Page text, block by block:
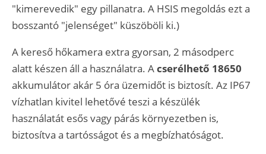
"kimerevedik" egy pillanatra. A HSIS megoldás ezt a
bosszantó "jelenséget" küszöböli ki.)
A kereső hőkamera extra gyorsan, 2 másodperc
alatt készen áll a használatra. Acserélhető 18650
akkumulátor akár 5 óra üzemidőt is biztosít. Az IP67
vízhatlan kivitel lehetővé teszi a készülék
használatát esős vagy párás környezetben is,
biztosítva a tartósságot és a megbízhatóságot.